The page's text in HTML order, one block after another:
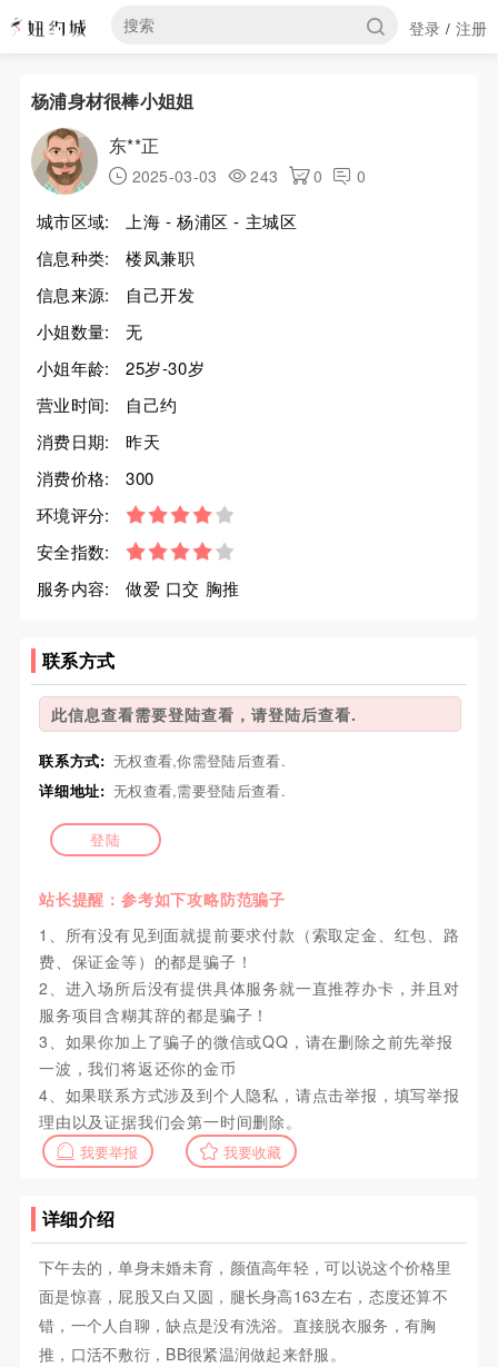
登录 / 注册
杨浦身材很棒小姐姐
东**正
2025-03-03 243 0 0
城市区域:
上海 - 杨浦区 - 主城区
信息种类:
楼凤兼职
信息来源:
自己开发
小姐数量:
无
小姐年龄:
25岁-30岁
营业时间:
自己约
消费日期:
昨天
消费价格:
300
环境评分:
安全指数:
服务内容:
做爱 口交 胸推
联系方式
此信息查看需要登陆查看，请登陆后查看.
联系方式: 无权查看,你需登陆后查看.
详细地址: 无权查看,需要登陆后查看.
登陆
站长提醒：参考如下攻略防范骗子
1、所有没有见到面就提前要求付款（索取定金、红包、路
费、保证金等）的都是骗子！
2、进入场所后没有提供具体服务就一直推荐办卡，并且对
服务项目含糊其辞的都是骗子！
3、如果你加上了骗子的微信或QQ，请在删除之前先举报
一波，我们将返还你的金币
4、如果联系方式涉及到个人隐私，请点击举报，填写举报
理由以及证据我们会第一时间删除。
我要举报 我要收藏
详细介绍
下午去的，单身未婚未育，颜值高年轻，可以说这个价格里
面是惊喜，屁股又白又圆，腿长身高163左右，态度还算不
错，一个人自聊，缺点是没有洗浴。直接脱衣服务，有胸
推，口活不敷衍，BB很紧温润做起来舒服。